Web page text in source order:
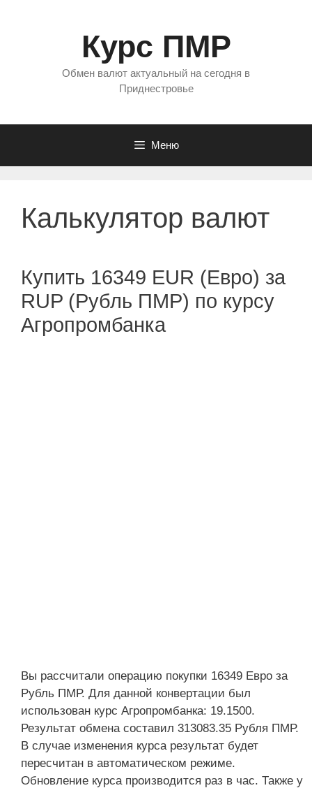
Курс ПМР
Обмен валют актуальный на сегодня в
Приднестровье
Меню
Калькулятор валют
Купить 16349 EUR (Евро) за
RUP (Рубль ПМР) по курсу
Агропромбанка
Вы рассчитали операцию покупки 16349 Евро за
Рубль ПМР. Для данной конвертации был
использован курс Агропромбанка: 19.1500.
Результат обмена составил 313083.35 Рубля ПМР.
В случае изменения курса результат будет
пересчитан в автоматическом режиме.
Обновление курса производится раз в час. Также у